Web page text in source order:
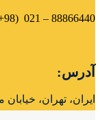
88866440 – 021
(98+)
آدرس:
ایران، تهران، خیابان